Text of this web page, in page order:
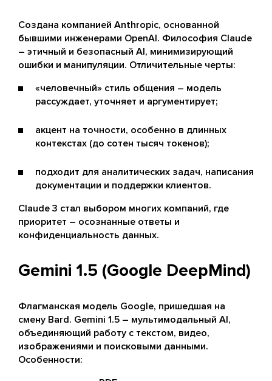
Создана компанией Anthropic, основанной
бывшими инженерами OpenAI. Философия Claude
– этичный и безопасный AI, минимизирующий
ошибки и манипуляции. Отличительные черты:
«человечный» стиль общения – модель
рассуждает, уточняет и аргументирует;
акцент на точности, особенно в длинных
контекстах (до сотен тысяч токенов);
подходит для аналитических задач, написания
документации и поддержки клиентов.
Claude 3 стал выбором многих компаний, где
приоритет – осознанные ответы и
конфиденциальность данных.
Gemini 1.5 (Google DeepMind)
Флагманская модель Google, пришедшая на
смену Bard. Gemini 1.5 – мультимодальный AI,
объединяющий работу с текстом, видео,
изображениями и поисковыми данными.
Особенности: